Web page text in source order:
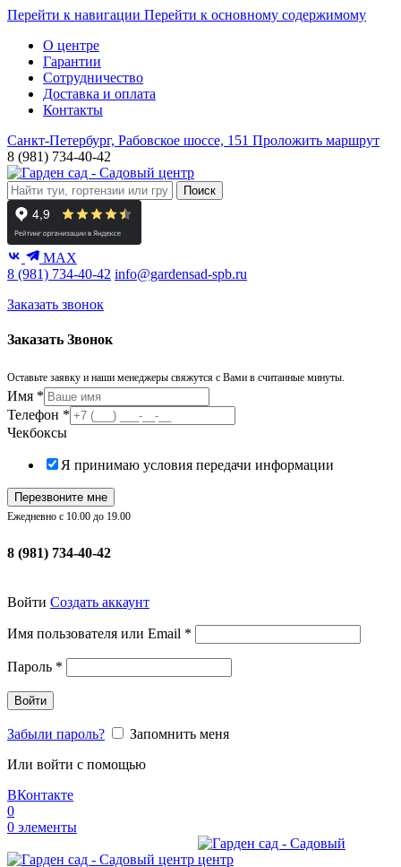
Перейти к навигации Перейти к основному содержимому
О центре
Гарантии
Сотрудничество
Доставка и оплата
Контакты
Санкт-Петербург, Рабовское шоссе, 151 Проложить маршрут
8 (981) 734-40-42
Поиск
MAX
8 (981) 734-40-42 info@gardensad-spb.ru
Заказать звонок
Заказать Звонок
Оставьте заявку и наши менеджеры свяжутся с Вами в считанные минуты.
Имя *
Телефон *
Чекбоксы
Я принимаю условия передачи информации
Перезвоните мне
Ежедневно с 10.00 до 19.00
8 (981) 734-40-42
Войти Создать аккаунт
Имя пользователя или Email *
Пароль *
Войти
Забыли пароль?
Запомнить меня
Или войти с помощью
ВКонтакте
0
0 элементы